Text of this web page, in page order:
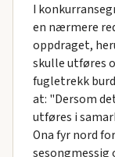
I
en nærmere
oppdraget,
skulle utføres
fugletrekk
at: "Dersom
utføres i
Ona fyr nord
sesongmessig